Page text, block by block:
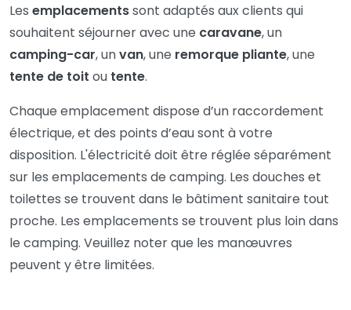
Les emplacementssont adaptés aux clients qui
souhaitent séjourner avec une caravane, un
camping-car, unvan, une remorque pliante, une
tente de toit ou tente.
Chaque emplacement dispose d’un raccordement
électrique, et des points d’eau sont à votre
disposition. L'électricité doit être réglée séparément
sur les emplacements de camping. Les douches et
toilettes se trouvent dans le bâtiment sanitaire tout
proche. Les emplacements se trouvent plus loin dans
le camping. Veuillez noter que les manœuvres
peuvent y être limitées.